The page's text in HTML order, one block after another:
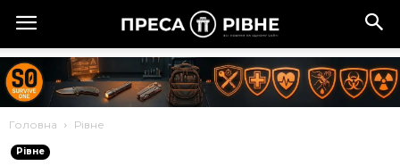
Головна Рівне
Рівне